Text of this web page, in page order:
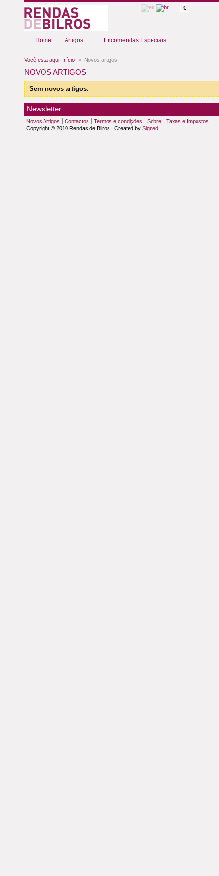
€
Home Artigos Encomendas Especiais
Você esta aqui: Início > Novos artigos
NOVOS ARTIGOS
Sem novos artigos.
Newsletter
Novos Artigos Contactos Termos e condições Sobre
Taxas e Impostos
Copyright © 2010 Rendas de Bilros | Created by Signed